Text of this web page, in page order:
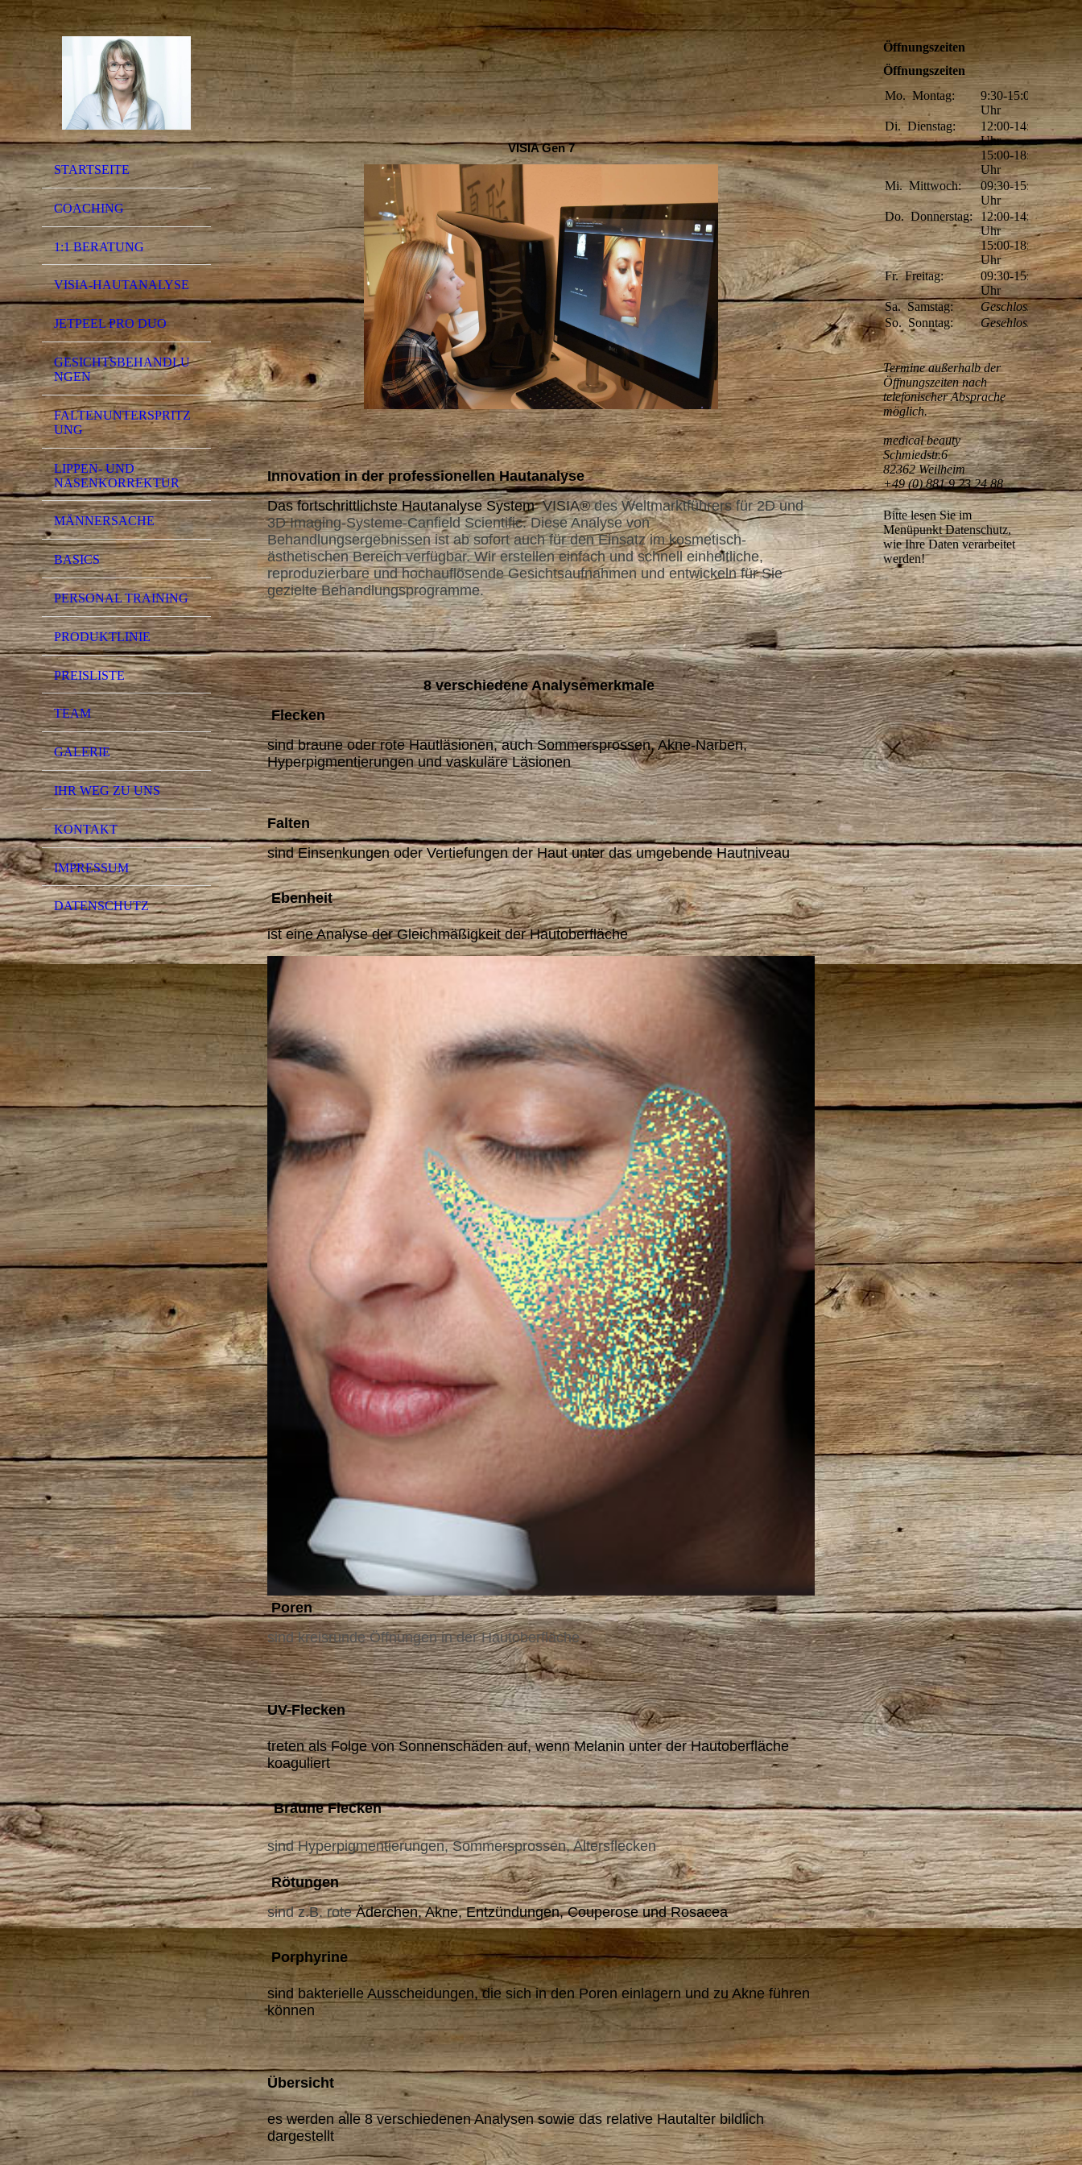
STARTSEITE
COACHING
1:1 BERATUNG
VISIA-HAUTANALYSE
JETPEEL PRO DUO
GESICHTSBEHANDLU
NGEN
FALTENUNTERSPRITZ
UNG
LIPPEN- UND
NASENKORREKTUR
MÄNNERSACHE
BASICS
PERSONAL TRAINING
PRODUKTLINIE
PREISLISTE
TEAM
GALERIE
IHR WEG ZU UNS
KONTAKT
IMPRESSUM
DATENSCHUTZ
VISIA Gen 7
Innovation in der professionellen Hautanalyse
Das fortschrittlichste Hautanalyse SystemVISIA®des Weltmarktführers für 2D und
3D Imaging-Systeme-Canfield Scientific. Diese Analyse von
Behandlungsergebnissen ist ab sofort auch für den Einsatz im kosmetisch-
ästhetischen Bereich verfügbar. Wir erstellen einfach und schnell einheitliche,
reproduzierbare und hochauflösende Gesichtsaufnahmen und entwickeln für Sie
gezielte Behandlungsprogramme.
8 verschiedene Analysemerkmale
Flecken
sind braune oder rote Hautläsionen, auch Sommersprossen, Akne-Narben,
Hyperpigmentierungen und vaskuläre Läsionen
Falten
sind Einsenkungen oder Vertiefungen der Haut unter das umgebende Hautniveau
Ebenheit
ist eine Analyse der Gleichmäßigkeit der Hautoberfläche
Poren
sind kreisrunde Öffnungen in der Hautoberfläche
UV-Flecken
treten als Folge von Sonnenschäden auf, wenn Melanin unter der Hautoberfläche
koaguliert
Braune Flecken
sind Hyperpigmentierungen, Sommersprossen, Altersflecken
Rötungen
sind z.B. roteÄderchen, Akne, Entzündungen, Couperose und Rosacea
Porphyrine
sind bakterielle Ausscheidungen, die sich in den Poren einlagern und zu Akne führen
können
Übersicht
es werden alle 8 verschiedenen Analysen sowie das relative Hautalter bildlich
dargestellt
Öffnungszeiten
Öffnungszeiten
Mo.Montag:
9:30-15:00
Uhr
Di.Dienstag:
12:00-14:00
Uhr
15:00-18:00
Uhr
Mi.Mittwoch:
09:30-15:00
Uhr
Do.Donnerstag:12:00-14:00
Uhr
15:00-18:00
Uhr
Fr.Freitag:
09:30-15:00
Uhr
Sa.Samstag:
Geschlossen
So.Sonntag: Geschlossen
Termine außerhalb der
Öffnungszeiten nach
telefonischer Absprache
möglich.
medical beauty
Schmiedstr.6
82362 Weilheim
+49 (0) 881 9 23 24 88
Bitte lesen Sie im
Menüpunkt Datenschutz,
wie Ihre Daten verarbeitet
werden!